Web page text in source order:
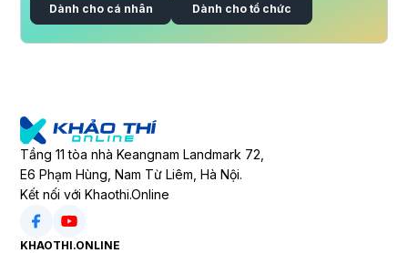
Dành cho cá nhân Dành cho tổ chức
Tầng 11 tòa nhà Keangnam Landmark 72,
E6 Phạm Hùng, Nam Từ Liêm, Hà Nội.
Kết nối với Khaothi.Online
KHAOTHI.ONLINE